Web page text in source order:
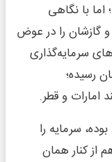
با نگاهی
گازشان را در عوض
سرمایه‌گذاری
رسیده؛
امارات و قطر.
سرمایه را
از کنار همان